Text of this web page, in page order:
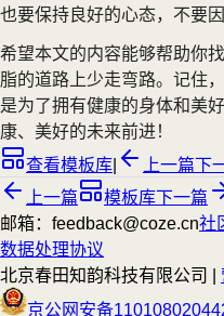
也要保持良好的心态，不要
希望本文的内容能够帮助你
脂的道路上少走弯路。记住
是为了拥有健康的身体和美
康、美好的未来前进！
查看模板库
上一篇下
上一篇
模板库下一篇
邮箱：feedback@coze.cn社
数据处理协议
北京春田知韵科技有限公司 |
京公网安备